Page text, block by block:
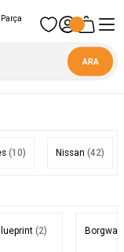
ARA
(10) Nissan (42)
(2)